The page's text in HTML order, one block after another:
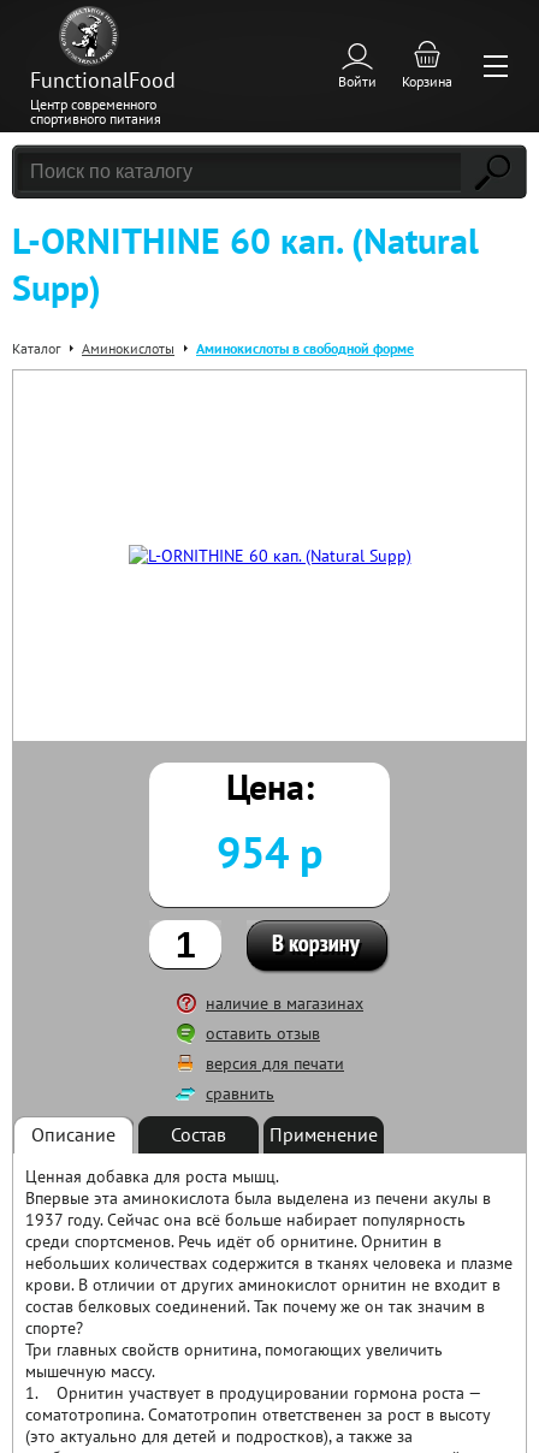
FunctionalFood
Центр современного
спортивного питания
Войти Корзина
L-ORNITHINE 60 кап. (Natural
Supp)
Каталог Аминокислоты Аминокислоты в свободной форме
Цена:
954 р
наличие в магазинах
оставить отзыв
версия для печати
сравнить
Описание Состав Применение
Ценная добавка для роста мышц.
Впервые эта аминокислота была выделена из печени акулы в
1937 году. Сейчас она всё больше набирает популярность
среди спортсменов. Речь идёт об орнитине. Орнитин в
небольших количествах содержится в тканях человека и плазме
крови. В отличии от других аминокислот орнитин не входит в
состав белковых соединений. Так почему же он так значим в
спорте?
Три главных свойств орнитина, помогающих увеличить
мышечную массу.
1. Орнитин участвует в продуцировании гормона роста —
соматотропина. Соматотропин ответственен за рост в высоту
(это актуально для детей и подростков), а также за